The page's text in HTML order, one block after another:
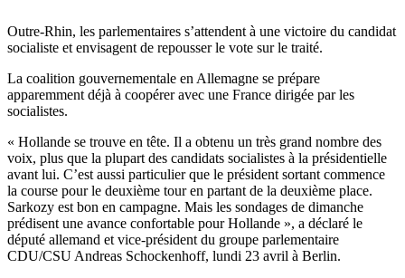
Outre-Rhin, les parlementaires s’attendent à une victoire du candidat
socialiste et envisagent de repousser le vote sur le traité.
La coalition gouvernementale en Allemagne se prépare
apparemment déjà à coopérer avec une France dirigée par les
socialistes.
« Hollande se trouve en tête. Il a obtenu un très grand nombre des
voix, plus que la plupart des candidats socialistes à la présidentielle
avant lui. C’est aussi particulier que le président sortant commence
la course pour le deuxième tour en partant de la deuxième place.
Sarkozy est bon en campagne. Mais les sondages de dimanche
prédisent une avance confortable pour Hollande », a déclaré le
député allemand et vice-président du groupe parlementaire
CDU/CSU Andreas Schockenhoff, lundi 23 avril à Berlin.